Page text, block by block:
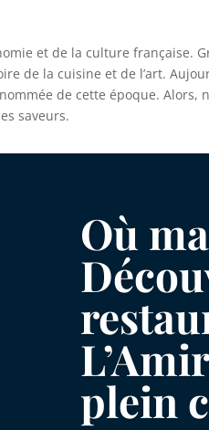
et de la culture française.
de la cuisine et de l’art.
de cette époque. Alors,
saveurs.
Où
plein